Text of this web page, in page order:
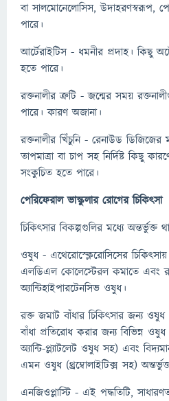
বা সালমোনেলোসিস, উদাহরণস্বরূপ,
পারে।
আর্টেরাইটিস - ধমনীর প্রদাহ। কিছু
হতে পারে।
রক্তনালীর ত্রুটি - জন্মের সময়
পারে। কারণ অজানা।
রক্তনালীর খিঁচুনি - রেনাউড ডিজিজের
তাপমাত্রা বা চাপ সহ নির্দিষ্ট কিছু
সংকুচিত হতে পারে।
পেরিফেরাল ভাস্কুলার রোগের চিকিৎসা
চিকিত্সার বিকল্পগুলির মধ্যে অন্তর্ভুক্ত
ওষুধ - এথেরোস্ক্লেরোসিসের
এলডিএল কোলেস্টেরল কমাতে এবং
অ্যান্টিহাইপারটেনসিভ ওষুধ।
রক্ত জমাট বাঁধার চিকিৎসার জন্য
বাঁধা প্রতিরোধ করার জন্য বিভিন্ন ওষুধ
অ্যান্টি-প্ল্যাটলেট ওষুধ সহ) এবং
এমন ওষুধ (থ্রম্বোলাইটিক্স সহ)
এনজিওপ্লাস্টি - এই পদ্ধতিটি,